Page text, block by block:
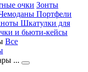
очки Зонты
Портфели
Шкатулки для
и бьюти-кейсы
Все
...